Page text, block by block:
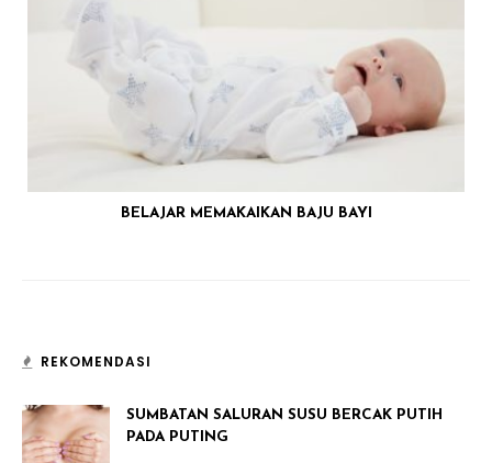
BELAJAR MEMAKAIKAN BAJU BAYI
REKOMENDASI
SUMBATAN SALURAN SUSU BERCAK PUTIH
PADA PUTING